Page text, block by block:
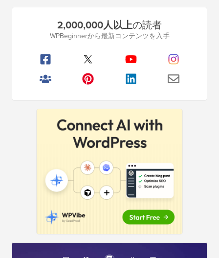
ジ
ジ
ペ
ー
イ
2,000,000人以上の読者
WPBeginnerから最新コンテンツを入手